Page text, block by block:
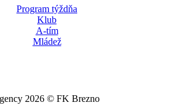
Program týždňa
Klub
A-tím
Mládež
2026 © FK Brezno